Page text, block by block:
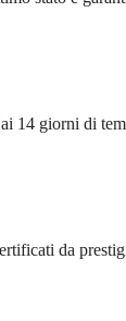
14 giorni di
da